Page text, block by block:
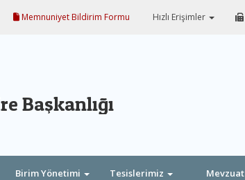
Memnuniyet Bildirim Formu Hızlı Erişimler
Başkanlığı
Birim Yönetimi Tesislerimiz Mevzuat